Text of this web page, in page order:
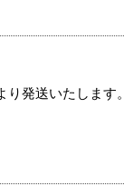
発送いたします。